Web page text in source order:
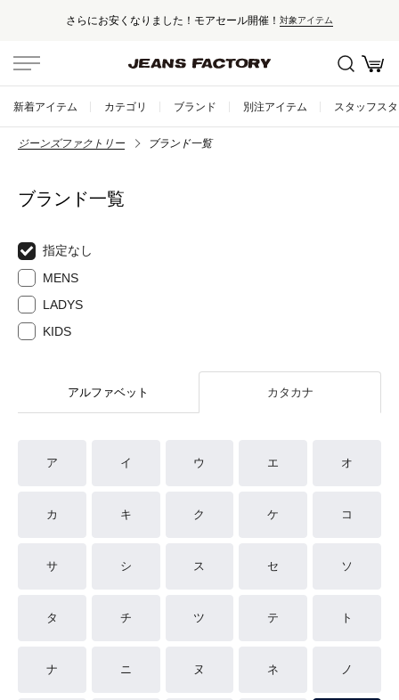
さらにお安くなりました！モアセール開催！ 対象アイテム
新着アイテム カテゴリ ブランド 別注アイテム スタッフス
ジーンズファクトリー ブランド一覧
ブランド一覧
指定なし
MENS
LADYS
KIDS
アルファベット カタカナ
ア イ ウ エ オ
カ キ ク ケ コ
サ シ ス セ ソ
タ チ ツ テ ト
ナ ニ ヌ ネ ノ